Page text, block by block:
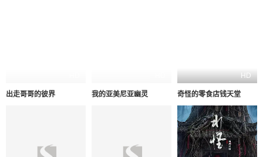
出走哥哥的彼界 我的亚美尼亚幽灵
HD
奇怪的零食店钱天堂